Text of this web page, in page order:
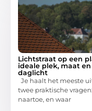
Lichtstraat op een
ideale plek, maat
daglicht
Je haalt het meeste
twee praktische
naartoe, en waar